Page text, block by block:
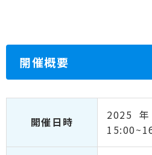
開催概要
開催日時
2025